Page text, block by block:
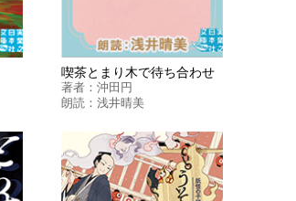
喫茶とまり木で待ち合わせ
著者：沖田円
朗読：浅井晴美